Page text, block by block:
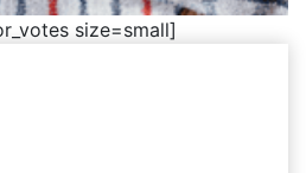
size=small]